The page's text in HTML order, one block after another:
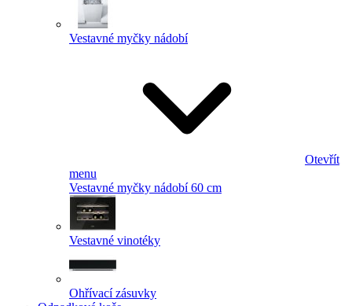
Vestavné myčky nádobí
Otevřít
menu
Vestavné myčky nádobí 60 cm
Vestavné vinotéky
Ohřívací zásuvky